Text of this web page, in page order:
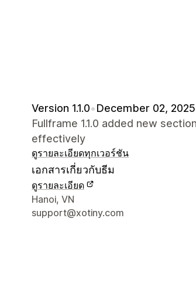
Version 1.1.0•December 02, 2025
Fullframe 1.1.0 added new
effectively
ดูรายละเอียดทุกเวอร์ชัน
เอกสารเกี่ยวกับธีม
ดูรายละเอียด
รายละเอียดการติดต่อผู้ออกแบบ
Hanoi, VN
support@xotiny.com